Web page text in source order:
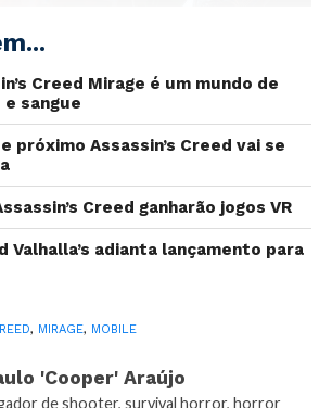
de conferências onde podemos ter
que serão os próximos lançamentos
a Ubisoft apresentou uma
Creeddessa vez para Mobile
incríveis e tivemos mais detalhes
Creed Mirage
com data de
Creed Mirage é um mundo de
sangue
próximo Assassin’s Creed vai se
Creed ganharão jogos VR
Valhalla’s adianta lançamento para
, MIRAGE, MOBILE
'Cooper' Araújo
de shooter, survival horror, horror